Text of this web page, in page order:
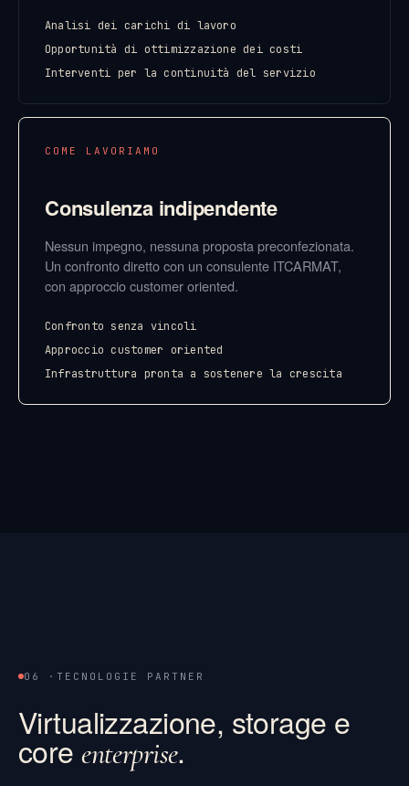
Analisi dei carichi di lavoro
Opportunità di ottimizzazione dei costi
Interventi per la continuità del servizio
COME LAVORIAMO
Consulenza indipendente
Nessun impegno, nessuna proposta preconfezionata.
Un confronto diretto con un consulente ITCARMAT,
con approccio customer oriented.
Confronto senza vincoli
Approccio customer oriented
Infrastruttura pronta a sostenere la crescita
06 · TECNOLOGIE PARTNER
Virtualizzazione, storage e
coreenterprise.